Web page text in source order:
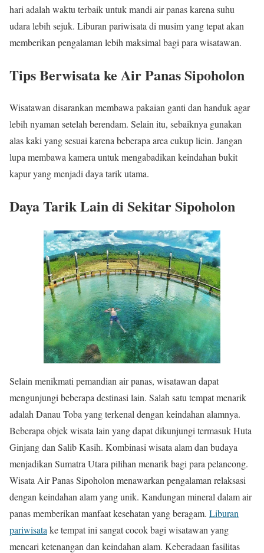
hari adalah waktu terbaik untuk mandi air panas karena suhu
udara lebih sejuk. Liburan pariwisata di musim yang tepat akan
memberikan pengalaman lebih maksimal bagi para wisatawan.
Tips Berwisata ke Air Panas Sipoholon
Wisatawan disarankan membawa pakaian ganti dan handuk agar
lebih nyaman setelah berendam. Selain itu, sebaiknya gunakan
alas kaki yang sesuai karena beberapa area cukup licin. Jangan
lupa membawa kamera untuk mengabadikan keindahan bukit
kapur yang menjadi daya tarik utama.
Daya Tarik Lain di Sekitar Sipoholon
Selain menikmati pemandian air panas, wisatawan dapat
mengunjungi beberapa destinasi lain. Salah satu tempat menarik
adalah Danau Toba yang terkenal dengan keindahan alamnya.
Beberapa objek wisata lain yang dapat dikunjungi termasuk Huta
Ginjang dan Salib Kasih. Kombinasi wisata alam dan budaya
menjadikan Sumatra Utara pilihan menarik bagi para pelancong.
Wisata Air Panas Sipoholon menawarkan pengalaman relaksasi
dengan keindahan alam yang unik. Kandungan mineral dalam air
panas memberikan manfaat kesehatan yang beragam. Liburan
pariwisata ke tempat ini sangat cocok bagi wisatawan yang
mencari ketenangan dan keindahan alam. Keberadaan fasilitas